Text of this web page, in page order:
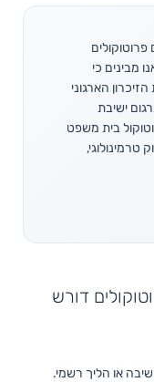
מבינים כי
הארגוני
ישיבת
בית משפט
טרמינולוגי,
דורש
או הליך רשמי.